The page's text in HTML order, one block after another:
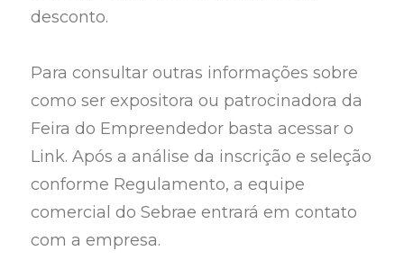
desconto.
Para consultar outras informações sobre
como ser expositora ou patrocinadora da
Feira do Empreendedor basta acessar o
Link. Após a análise da inscrição e seleção
conforme Regulamento, a equipe
comercial do Sebrae entrará em contato
com a empresa.